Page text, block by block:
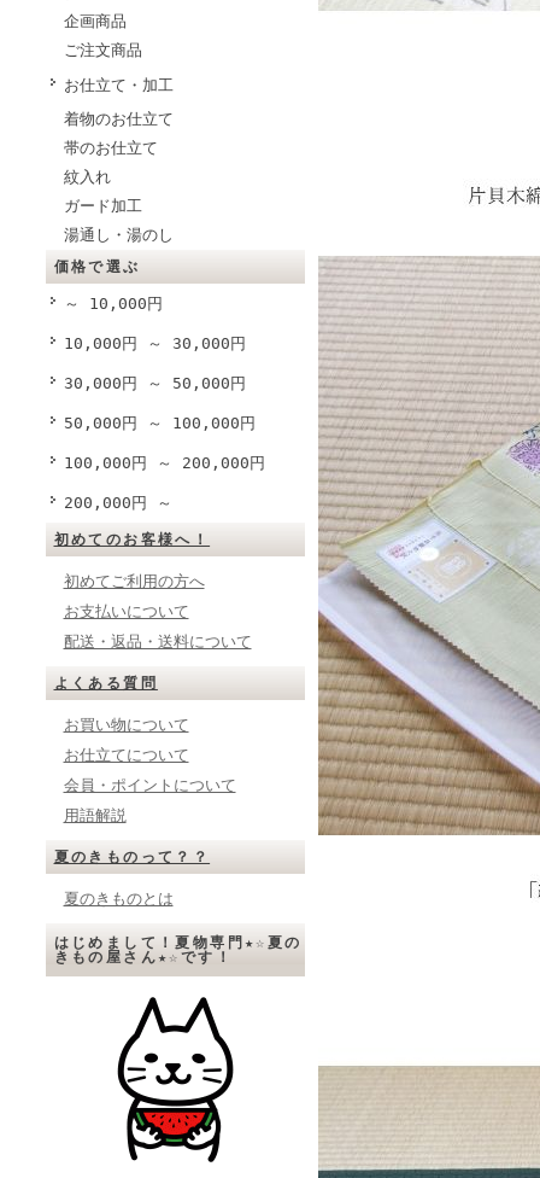
企画商品
ご注文商品
お仕立て・加工
着物のお仕立て
帯のお仕立て
紋入れ
ガード加工
湯通し・湯のし
価格で選ぶ
～ 10,000円
10,000円 ～ 30,000円
30,000円 ～ 50,000円
50,000円 ～ 100,000円
100,000円 ～ 200,000円
200,000円 ～
初めてのお客様へ！
初めてご利用の方へ
お支払いについて
配送・返品・送料について
よくある質問
お買い物について
お仕立てについて
会員・ポイントについて
用語解説
夏のきものって？？
夏のきものとは
はじめまして！夏物専門★☆夏の
きもの屋さん★☆です！